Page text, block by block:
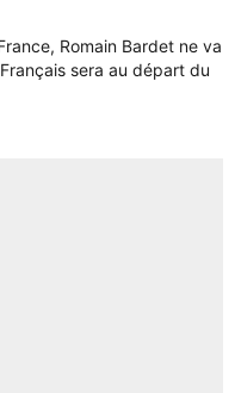
Romain Bardet ne va
sera au départ du